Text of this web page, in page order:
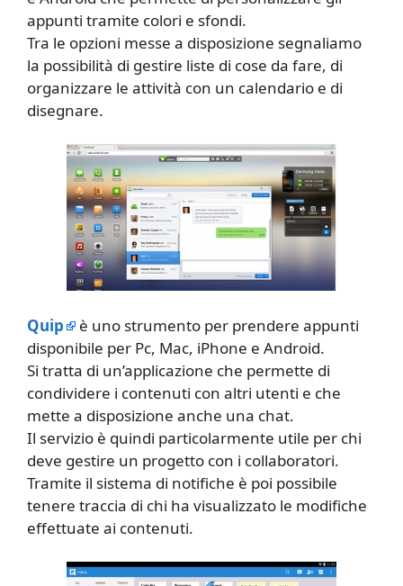
appunti tramite colori e sfondi.
Tra le opzioni messe a disposizione segnaliamo
la possibilità di gestire liste di cose da fare, di
organizzare le attività con un calendario e di
disegnare.
Quip
è uno strumento per prendere appunti
disponibile per Pc, Mac, iPhone e Android.
Si tratta di un’applicazione che permette di
condividere i contenuti con altri utenti e che
mette a disposizione anche una chat.
Il servizio è quindi particolarmente utile per chi
deve gestire un progetto con i collaboratori.
Tramite il sistema di notifiche è poi possibile
tenere traccia di chi ha visualizzato le modifiche
effettuate ai contenuti.